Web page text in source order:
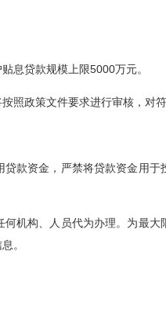
息贷款规模上限5000万元。
照政策文件要求进行审核，对
款资金，严禁将贷款资金用
机构、人员代为办理。为最
。